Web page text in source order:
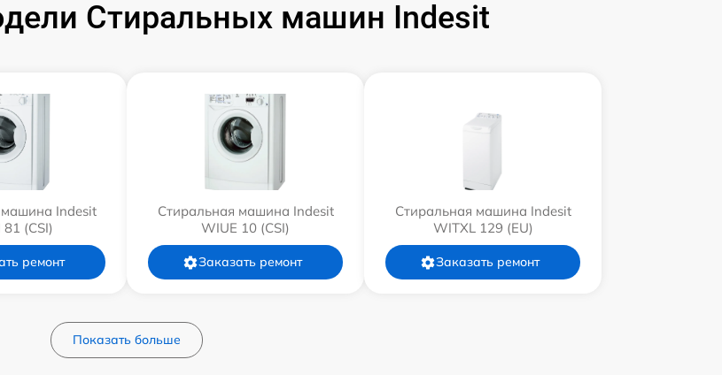
Стиральных машин Indesit
Indesit
(CSI)
ремонт
Стиральная машина Indesit
WIUE 10 (CSI)
Заказать ремонт
Стиральная машина Indesit
WITXL 129 (EU)
Заказать ремонт
Показать больше